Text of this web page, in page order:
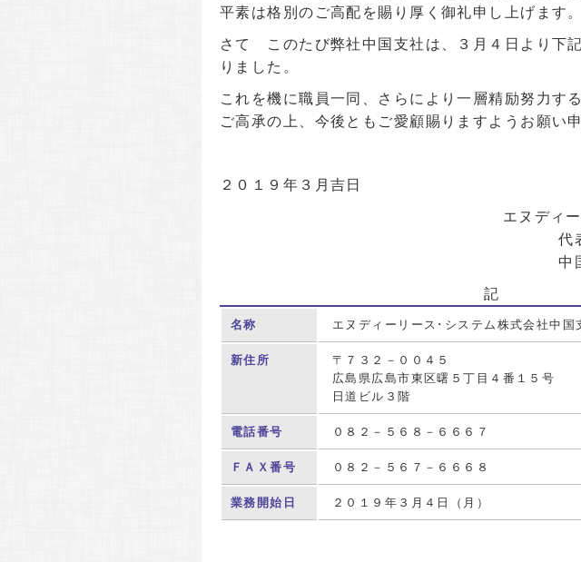
平素は格別のご高配を賜り厚く御礼申し上げます。
さて このたび弊社中国支社は、３月４日より下
りました。
これを機に職員一同、さらにより一層精励努力す
ご高承の上、今後ともご愛顧賜りますようお願い
２０１９年３月吉日
エヌディ
記
名称 エヌディーリース･システム株式会社中国
新住所
〒７３２－００４５
広島県広島市東区曙５丁目４番１５号
日道ビル３階
電話番号 ０８２－５６８－６６６７
ＦＡＸ番号 ０８２－５６７－６６６８
業務開始日 ２０１９年３月４日（月）